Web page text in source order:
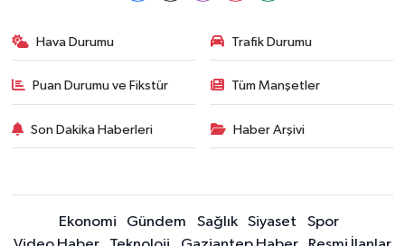
Hava Durumu Trafik Durumu
Puan Durumu ve Fikstür Tüm Manşetler
Son Dakika Haberleri Haber Arşivi
Ekonomi Gündem Sağlık Siyaset
Spor